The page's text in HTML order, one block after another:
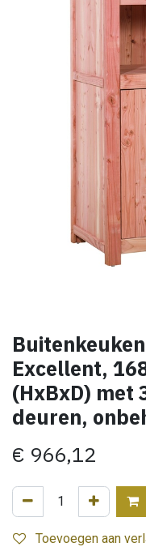
Excellent,
(HxBxD) met
deuren,
€ 966,12
Toevoegen aan